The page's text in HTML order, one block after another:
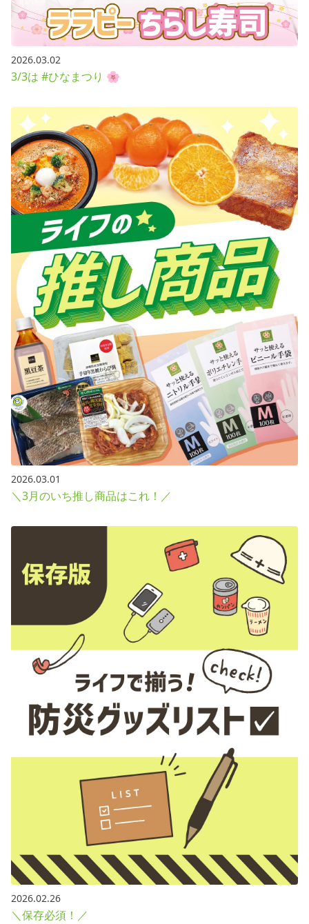
2026.03.02
3/3は #ひなまつり 🌸
2026.03.01
＼3月のいち推し商品はこれ！／
2026.02.26
＼保存必須！／